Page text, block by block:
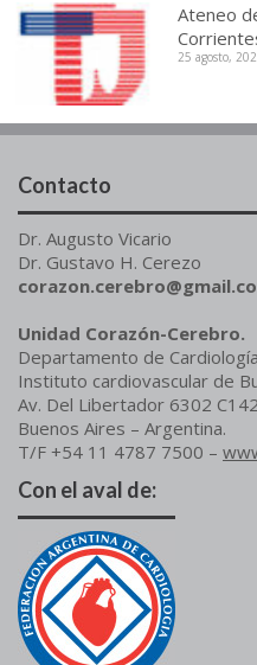
Ateneo
25 agosto,
Contacto
Dr. Augusto Vicario
Dr. Gustavo H. Cerezo
Unidad Corazón-Cerebro.
Departamento de Cardiología
Instituto cardiovascular de
Av. Del Libertador 6302
Buenos Aires – Argentina.
T/F +54 11 4787 7500 –
Con el aval de: